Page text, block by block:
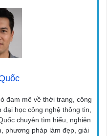
đam mê về thời trang, công
học công nghệ thông tin,
chuyên tìm hiểu, nghiên
phương pháp làm đẹp, giải